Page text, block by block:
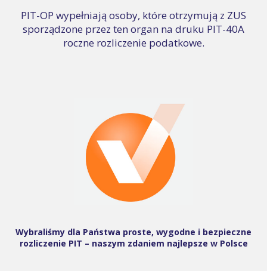
PIT-OP wypełniają osoby, które otrzymują z ZUS
sporządzone przez ten organ na druku PIT-40A
roczne rozliczenie podatkowe.
Wybraliśmy dla Państwa proste, wygodne i bezpieczne
rozliczenie PIT – naszym zdaniem najlepsze w Polsce